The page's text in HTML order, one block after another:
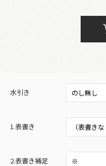
水引き
1.表書き
2.表書き補足